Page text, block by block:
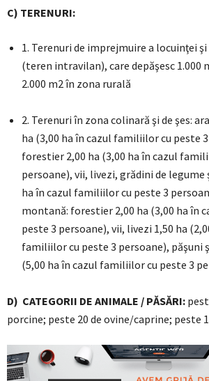
C) TERENURI:
1. Terenuri de imprejmuire a locuinţei
(teren intravilan), care depăşesc 1.000
2.000 m2 în zona rurală
2. Terenuri în zona colinară şi de şes:
ha (3,00 ha în cazul familiilor cu peste
forestier 2,00 ha (3,00 ha în cazul
persoane), vii, livezi, grădini de legume
ha în cazul familiilor cu peste 3
montană: forestier 2,00 ha (3,00 ha în
peste 3 persoane), vii, livezi 1,50 ha
familiilor cu peste 3 persoane), păşuni
(5,00 ha în cazul familiilor cu peste 3
D) CATEGORII DE ANIMALE / PĂSĂRI:
porcine; peste 20 de ovine/caprine; peste